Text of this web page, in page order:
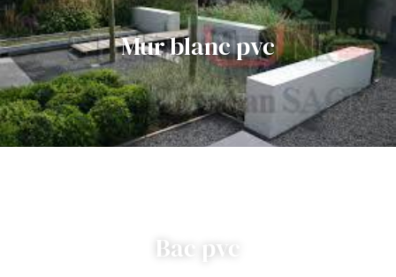
Mur blanc pvc
Bac pvc